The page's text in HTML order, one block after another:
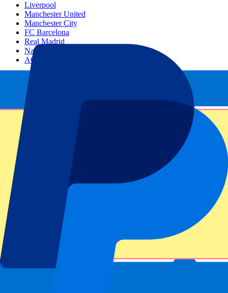
Liverpool
Manchester United
Manchester City
FC Barcelona
Real Madrid
Napoli
AC Milan
Événements populaires
GP Espagne
Tous les sports
Championnats de football
Ligue des Champions
Premier League
Serie A